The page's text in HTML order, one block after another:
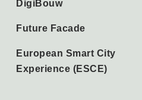
DigiBouw
Future Facade
European Smart City
Experience (ESCE)